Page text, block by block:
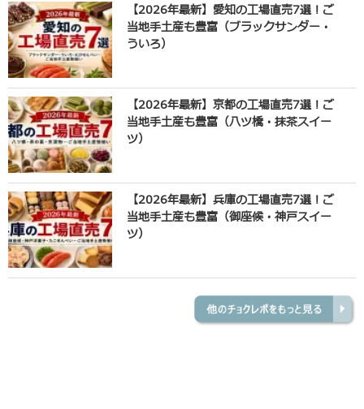
【2026年最新】愛知の工場直売7選！ご
当地手土産も豊富（ブラックサンダー・
ういろ）
【2026年最新】京都の工場直売7選！ご
当地手土産も豊富（八ツ橋・抹茶スイー
ツ）
【2026年最新】兵庫の工場直売7選！ご
当地手土産も豊富（御座候・神戸スイー
ツ）